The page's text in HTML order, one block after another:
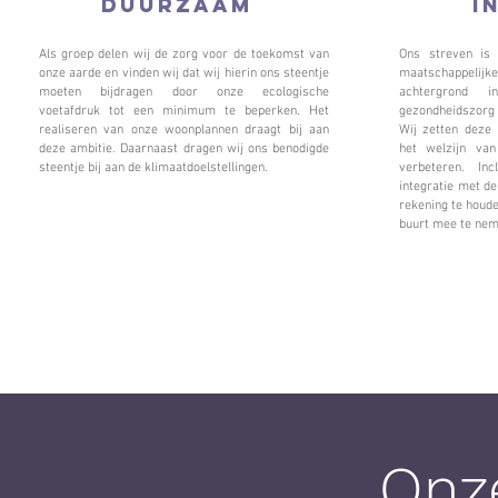
Als groep delen wij de zorg voor de toekomst van
onze aarde en vinden wij dat wij hierin ons steentje
moeten bijdragen door onze ecologische
voetafdruk tot een minimum te beperken. Het
realiseren van onze woonplannen draagt bij aan
deze ambitie. Daarnaast dragen wij ons benodigde
steentje bij aan de klimaatdoelstellingen.
Ons streven is
Wij zetten deze
het welzijn
verbeteren.
integratie met
rekening te
buurt mee te